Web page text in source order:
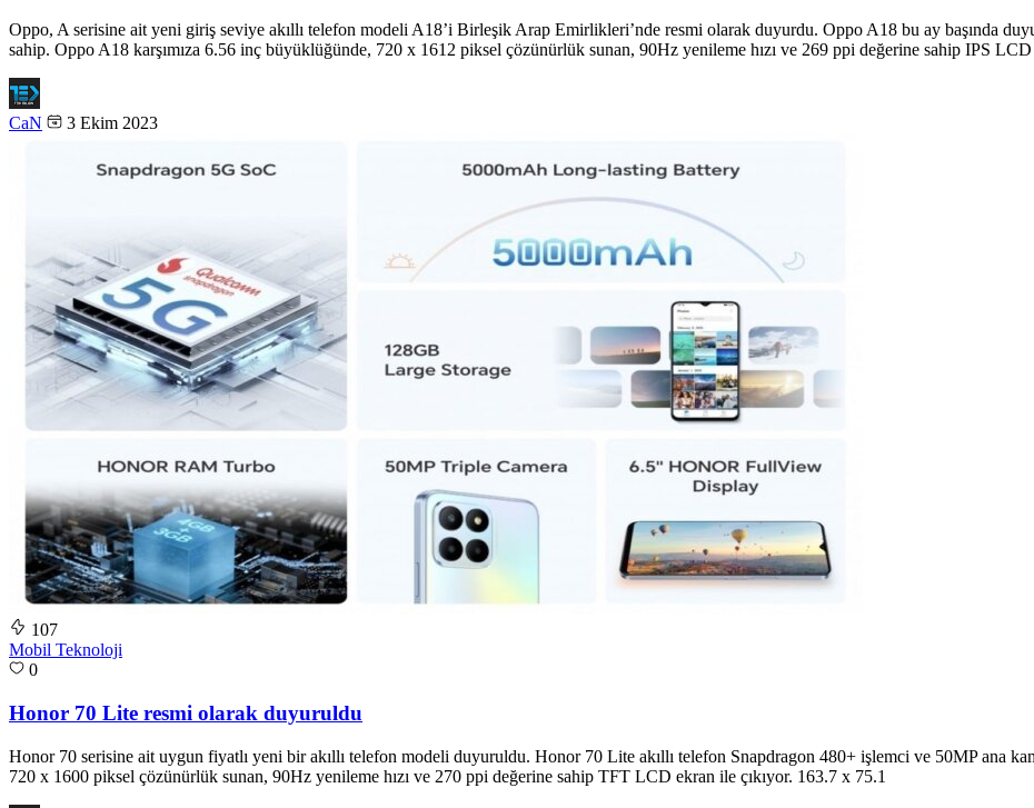
Oppo, A serisine ait yeni giriş seviye akıllı telefon modeli A18’i Birleşik Arap Emirlikleri’nde resmi olarak duyurdu. Oppo A18 bu ay başında
sahip. Oppo A18 karşımıza 6.56 inç büyüklüğünde, 720 x 1612 piksel çözünürlük sunan, 90Hz yenileme hızı ve 269 ppi değerine sahip IPS
CaN 3 Ekim 2023
107
Mobil Teknoloji
0
Honor 70 Lite resmi olarak duyuruldu
Honor 70 serisine ait uygun fiyatlı yeni bir akıllı telefon modeli duyuruldu. Honor 70 Lite akıllı telefon Snapdragon 480+ işlemci ve 50MP ana
720 x 1600 piksel çözünürlük sunan, 90Hz yenileme hızı ve 270 ppi değerine sahip TFT LCD ekran ile çıkıyor. 163.7 x 75.1